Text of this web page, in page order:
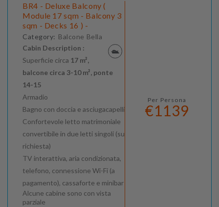
BR4 - Deluxe Balcony (
Module 17 sqm - Balcony 3
sqm - Decks 16 ) -
Category: Balcone Bella
Cabin Description :
Superficie circa 17 m²,
balcone circa 3-10 m², ponte
14-15
Armadio
Bagno con doccia e asciugacapelli
Confortevole letto matrimoniale
convertibile in due letti singoli (su
richiesta)
TV interattiva, aria condizionata,
telefono, connessione Wi-Fi (a
pagamento), cassaforte e minibar
Alcune cabine sono con vista
parziale
Per Persona
€1139